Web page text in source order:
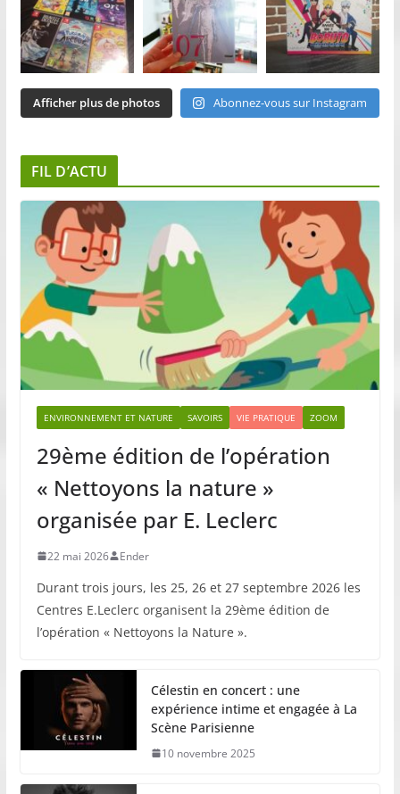
Afficher plus de photos Abonnez-vous sur Instagram
FIL D’ACTU
ENVIRONNEMENT ET NATURE SAVOIRS VIE PRATIQUE ZOOM
29ème édition de l’opération
« Nettoyons la nature »
organisée par E. Leclerc
22 mai 2026 Ender
Durant trois jours, les 25, 26 et 27 septembre 2026 les
Centres E.Leclerc organisent la 29ème édition de
l’opération « Nettoyons la Nature ».
Célestin en concert : une
expérience intime et engagée à La
Scène Parisienne
10 novembre 2025